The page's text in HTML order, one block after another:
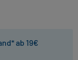
ab 19€